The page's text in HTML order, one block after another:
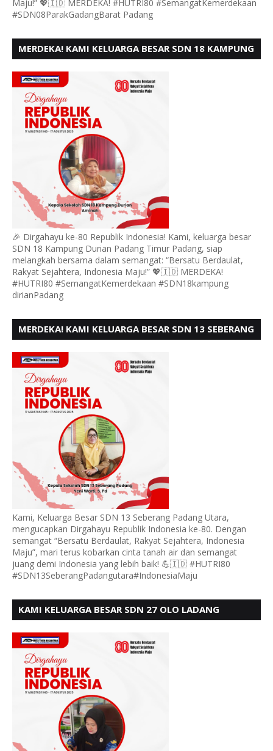
Maju!” 💖🇮🇩 MERDEKA! #HUTRI80 #SemangatKemerdekaan
#SDN08ParakGadangBarat Padang
MERDEKA! KAMI KELUARGA BESAR SDN 18 KAMPUNG
🎉 Dirgahayu ke-80 Republik Indonesia! Kami, keluarga besar
SDN 18 Kampung Durian Padang Timur Padang, siap
melangkah bersama dalam semangat: “Bersatu Berdaulat,
Rakyat Sejahtera, Indonesia Maju!” 💖🇮🇩 MERDEKA!
#HUTRI80 #SemangatKemerdekaan #SDN18kampung
dirianPadang
MERDEKA! KAMI KELUARGA BESAR SDN 13 SEBERANG
Kami, Keluarga Besar SDN 13 Seberang Padang Utara,
mengucapkan Dirgahayu Republik Indonesia ke-80. Dengan
semangat “Bersatu Berdaulat, Rakyat Sejahtera, Indonesia
Maju”, mari terus kobarkan cinta tanah air dan semangat
juang demi Indonesia yang lebih baik! 💪🇮🇩 #HUTRI80
#SDN13SeberangPadangutara#IndonesiaMaju
KAMI KELUARGA BESAR SDN 27 OLO LADANG